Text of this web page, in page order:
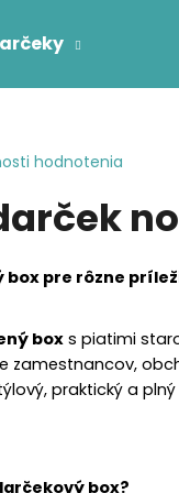
hodnotenia
box pre rôzne
box s piatimi
zamestnancov,
praktický a
box?